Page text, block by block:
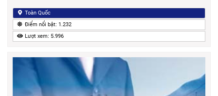
Toàn Quốc
Điểm nổi bật: 1.232
Lượt xem: 5.996